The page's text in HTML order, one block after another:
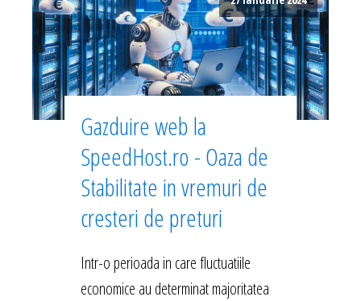
Gazduire web la
SpeedHost.ro - Oaza de
Stabilitate in vremuri de
cresteri de preturi
Intr-o perioada in care fluctuatiile
economice au determinat majoritatea